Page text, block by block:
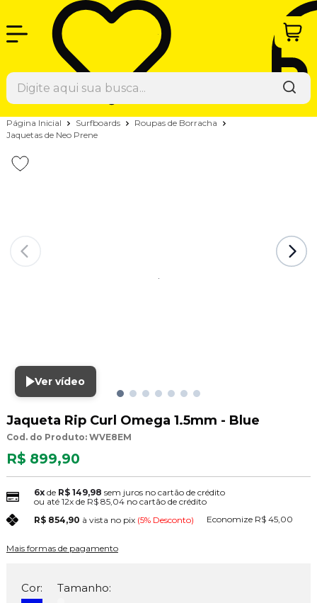
Página Inicial Surfboards
Roupas de Borracha
Jaquetas de Neo Prene
Ver vídeo
Jaqueta Rip Curl Omega 1.5mm - Blue
Cod. do Produto: WVE8EM
R$ 899,90
6xde R$ 149,98 sem juros no cartão de crédito
ou até 12xde R$ 85,04no cartão de crédito
R$ 854,90 à vista no pix (5% Desconto) Economize R$ 45,00
Mais formas de pagamento
Cor: Tamanho: